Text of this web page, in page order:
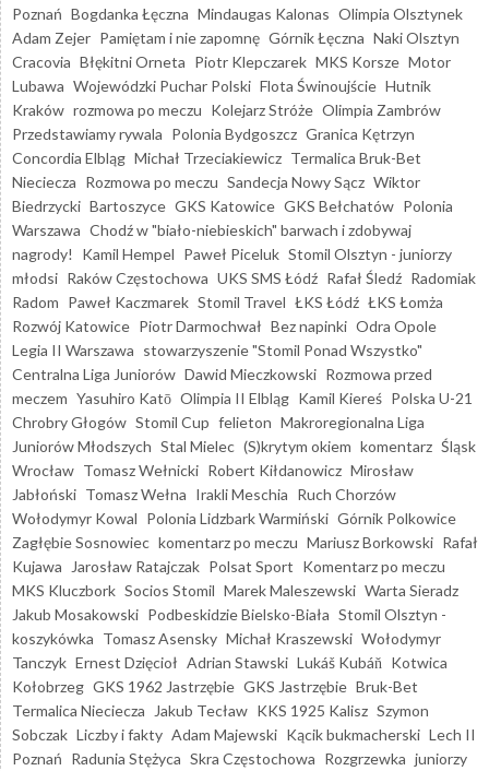
Poznań Bogdanka Łęczna Mindaugas Kalonas Olimpia Olsztynek
Adam Zejer Pamiętam i nie zapomnę Górnik Łęczna Naki Olsztyn
Cracovia Błękitni Orneta Piotr Klepczarek MKS Korsze Motor
Lubawa Wojewódzki Puchar Polski Flota Świnoujście Hutnik
Kraków rozmowa po meczu Kolejarz Stróże Olimpia Zambrów
Przedstawiamy rywala Polonia Bydgoszcz Granica Kętrzyn
Concordia Elbląg Michał Trzeciakiewicz Termalica Bruk-Bet
Nieciecza Rozmowa po meczu Sandecja Nowy Sącz Wiktor
Biedrzycki Bartoszyce GKS Katowice GKS Bełchatów Polonia
Warszawa Chodź w "biało-niebieskich" barwach i zdobywaj
nagrody!
Kamil Hempel Paweł Piceluk Stomil Olsztyn - juniorzy
młodsi Raków Częstochowa UKS SMS Łódź Rafał Śledź Radomiak
Radom Paweł Kaczmarek Stomil Travel ŁKS Łódź ŁKS Łomża
Rozwój Katowice Piotr Darmochwał Bez napinki Odra Opole
Legia II Warszawa stowarzyszenie "Stomil Ponad Wszystko"
Centralna Liga Juniorów Dawid Mieczkowski Rozmowa przed
meczem Yasuhiro Katō Olimpia II Elbląg Kamil Kiereś Polska U-21
Chrobry Głogów Stomil Cup felieton Makroregionalna Liga
Juniorów Młodszych Stal Mielec (S)krytym okiem komentarz Śląsk
Wrocław Tomasz Wełnicki Robert Kiłdanowicz Mirosław
Jabłoński Tomasz Wełna Irakli Meschia Ruch Chorzów
Wołodymyr Kowal Polonia Lidzbark Warmiński Górnik Polkowice
Zagłębie Sosnowiec komentarz po meczu Mariusz Borkowski Rafał
Kujawa
Jarosław Ratajczak Polsat Sport Komentarz po meczu
MKS Kluczbork Socios Stomil Marek Maleszewski Warta Sieradz
Jakub Mosakowski Podbeskidzie Bielsko-Biała Stomil Olsztyn -
koszykówka Tomasz Asensky Michał Kraszewski Wołodymyr
Tanczyk Ernest Dzięcioł Adrian Stawski Lukáš Kubáň Kotwica
Kołobrzeg GKS 1962 Jastrzębie GKS Jastrzębie Bruk-Bet
Termalica Nieciecza
Jakub Tecław KKS 1925 Kalisz Szymon
Sobczak Liczby i fakty Adam Majewski Kącik bukmacherski Lech II
Poznań Radunia Stężyca Skra Częstochowa Rozgrzewka juniorzy